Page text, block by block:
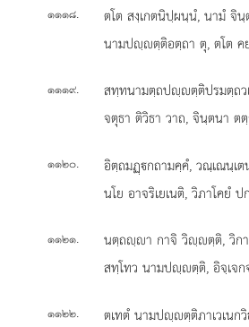
๑๑๑๘.
ตโต สงฺเกตนิปฺผนฺนํ, นามํ จิ
นามปฺตฺติอตฺถา ตุ, ตโต ค
๑๑๑๙.
สทฺทนามตฺถปฺตฺติปรมตฺถว
จตุธา ติวิธา วาถ, จินฺตนา ต
๑๑๒๐.
อิตฺถมฏฺกถามคฺคํ, วณฺเณนฺเ
นโย อาจริเยเนติ, วิภาโคยํ ป
๑๑๒๑. นตฺถฺา กาจิ วิฺตฺติ, วิก
สทฺโทว นามปฺตฺติ, อิจฺเจ
๑๑๒๒.
ตเทตํ นามปฺตฺติภาเวเนก